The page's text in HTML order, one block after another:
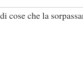
cose che la